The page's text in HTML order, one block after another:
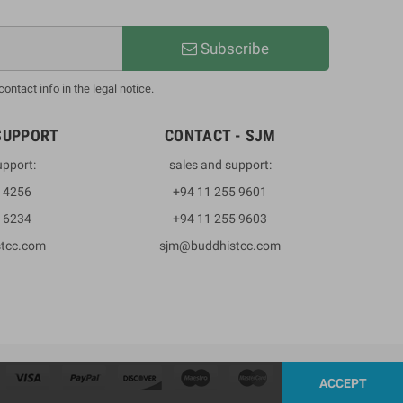
Subscribe
info in the legal notice.
4256
6234
CONTACT - SJM
sales and support:
+94 11 255 9601
+94 11 255 9603
sjm@buddhistcc.com
ACCEPT